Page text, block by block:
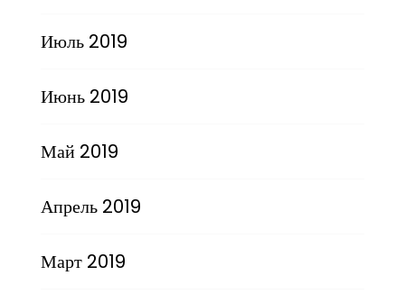
Июль 2019
Июнь 2019
Май 2019
Апрель 2019
Март 2019